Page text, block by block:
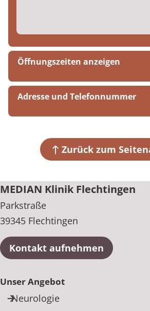
Öffnungszeiten anzeigen
08:00 - 17:00 Uhr
Adresse und Telefonnummer
39345 FlechtingenZurück zum
MEDIAN Klinik Flechtingen
Parkstraße
39345 Flechtingen
Kontakt aufnehmen
Unser Angebot
Neurologie